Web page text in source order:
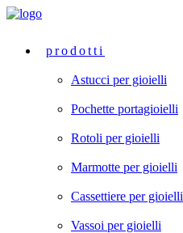
prodotti
Astucci per gioielli
Pochette portagioielli
Rotoli per gioielli
Marmotte per gioielli
Cassettiere per gioielli
Vassoi per gioielli